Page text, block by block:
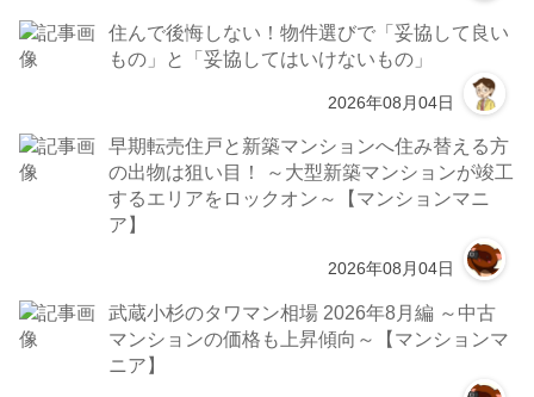
住んで後悔しない！物件選びで「妥協して良い
もの」と「妥協してはいけないもの」
2026年08月04日
早期転売住戸と新築マンションへ住み替える方
の出物は狙い目！ ～大型新築マンションが竣工
するエリアをロックオン～【マンションマニ
ア】
2026年08月04日
武蔵小杉のタワマン相場 2026年8月編 ～中古
マンションの価格も上昇傾向～【マンションマ
ニア】